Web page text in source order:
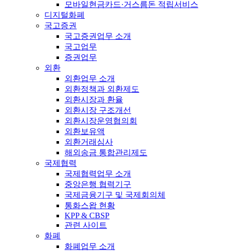
모바일현금카드·거스름돈 적립서비스
디지털화폐
국고증권
국고증권업무 소개
국고업무
증권업무
외환
외환업무 소개
외환정책과 외환제도
외환시장과 환율
외환시장 구조개선
외환시장운영협의회
외환보유액
외환거래심사
해외송금 통합관리제도
국제협력
국제협력업무 소개
중앙은행 협력기구
국제금융기구 및 국제회의체
통화스왑 현황
KPP & CBSP
관련 사이트
화폐
화폐업무 소개